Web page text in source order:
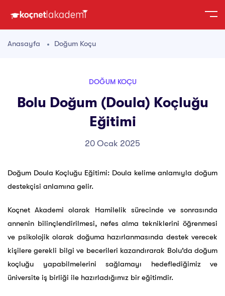
Anasayfa Doğum Koçu
DOĞUM KOÇU
Bolu Doğum (Doula) Koçluğu
Eğitimi
20 Ocak 2025
Doğum Doula Koçluğu Eğitimi: Doula kelime anlamıyla doğum
destekçisi anlamına gelir.
Koçnet Akademi olarak Hamilelik sürecinde ve sonrasında
annenin bilinçlendirilmesi, nefes alma tekniklerini öğrenmesi
ve psikolojik olarak doğuma hazırlanmasında destek verecek
kişilere gerekli bilgi ve becerileri kazandırarak Bolu’da doğum
koçluğu yapabilmelerini sağlamayı hedeflediğimiz ve
üniversite iş birliği ile hazırladığımız bir eğitimdir.